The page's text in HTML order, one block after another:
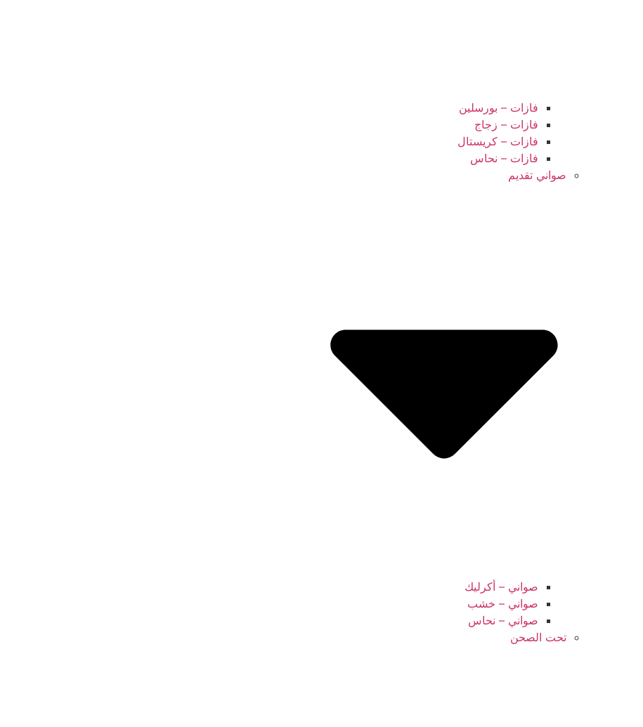
فازات – بورسلين
فازات – زجاج
فازات – كريستال
فازات – نحاس
صواني تقديم
صواني – أكرليك
صواني – خشب
صواني – نحاس
تحت الصحن